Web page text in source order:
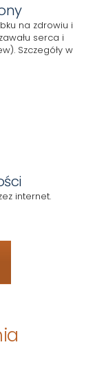
na zdrowiu i
serca i
Szczegóły w
internet.